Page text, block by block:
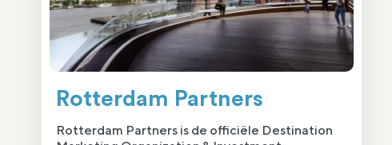
Rotterdam Partners
Rotterdam Partners is de officiële Destination